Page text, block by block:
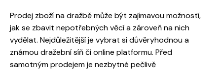
Prodej zboží na dražbě může být zajímavou možností,
jak se zbavit nepotřebných věcí a zároveň na nich
vydělat. Nejdůležitější je vybrat si důvěryhodnou a
známou dražební síň či online platformu. Před
samotným prodejem je nezbytné pečlivě